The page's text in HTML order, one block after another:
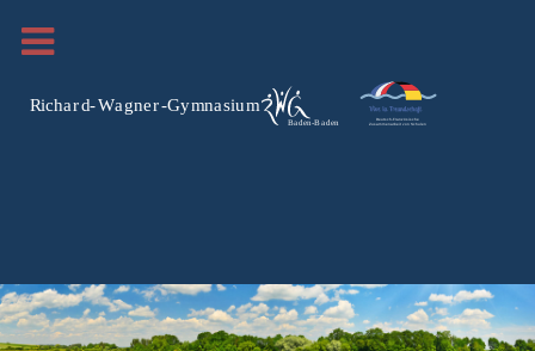
Richard-Wagner-Gymnasium
Baden-Baden
Deutsch-Französische
Zusammenarbeit von Schulen